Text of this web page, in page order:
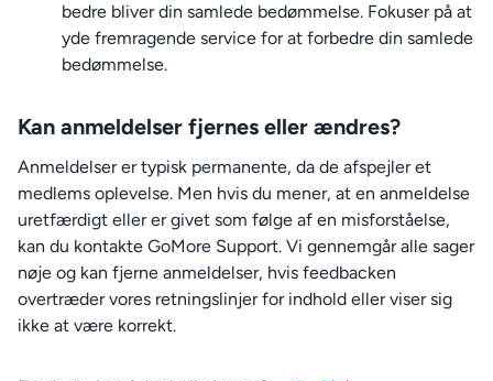
bedre bliver din samlede bedømmelse. Fokuser på at
yde fremragende service for at forbedre din samlede
bedømmelse.
Kan anmeldelser fjernes eller ændres?
Anmeldelser er typisk permanente, da de afspejler et
medlems oplevelse. Men hvis du mener, at en anmeldelse
uretfærdigt eller er givet som følge af en misforståelse,
kan du kontakte GoMore Support. Vi gennemgår alle sager
nøje og kan fjerne anmeldelser, hvis feedbacken
overtræder vores retningslinjer for indhold eller viser sig
ikke at være korrekt.